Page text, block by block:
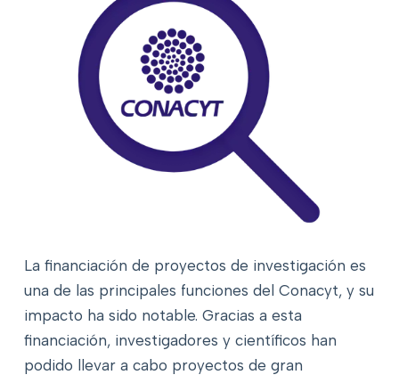
La financiación de proyectos de investigación es
una de las principales funciones del Conacyt, y su
impacto ha sido notable. Gracias a esta
financiación, investigadores y científicos han
podido llevar a cabo proyectos de gran